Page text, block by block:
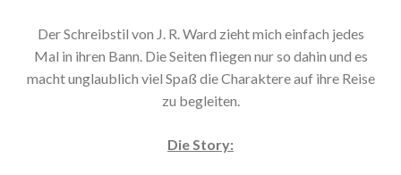
Der Schreibstil von J. R. Ward zieht mich einfach jedes
Mal in ihren Bann. Die Seiten fliegen nur so dahin und es
macht unglaublich viel Spaß die Charaktere auf ihre Reise
zu begleiten.
Die Story: